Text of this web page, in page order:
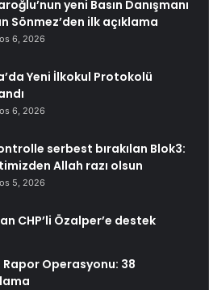
yeni Basın Danışmanı
Sönmez’den ilk açıklama
6, 2026
Yeni İlkokul Protokolü
6, 2026
serbest bırakılan Blok3:
Allah razı olsun
5, 2026
CHP’li Özalper’e destek
Rapor Operasyonu: 38